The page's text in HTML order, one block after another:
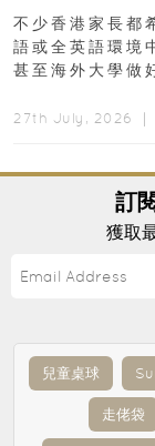
不少香港家長都
語或全英語環境
甚至海外大學做
27th July, 2026 ｜
訂
獲取
兒童桌球
走佬袋